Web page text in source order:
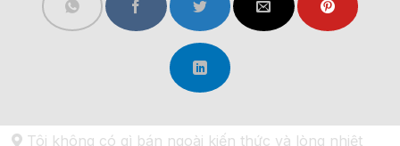
Tôi không có gì bán ngoài kiến thức và lòng nhiệt